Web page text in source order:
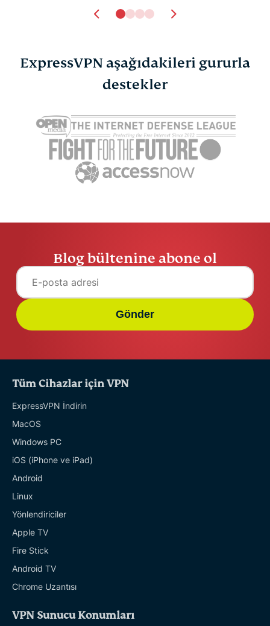
ExpressVPN aşağıdakileri gururla
destekler
Blog bültenine abone ol
Gönder
Tüm Cihazlar için VPN
ExpressVPN İndirin
MacOS
Windows PC
iOS (iPhone ve iPad)
Android
Linux
Yönlendiriciler
Apple TV
Fire Stick
Android TV
Chrome Uzantısı
VPN Sunucu Konumları